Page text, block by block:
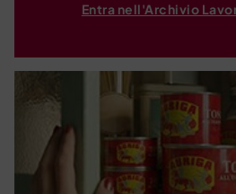
Entra nell'Archivio